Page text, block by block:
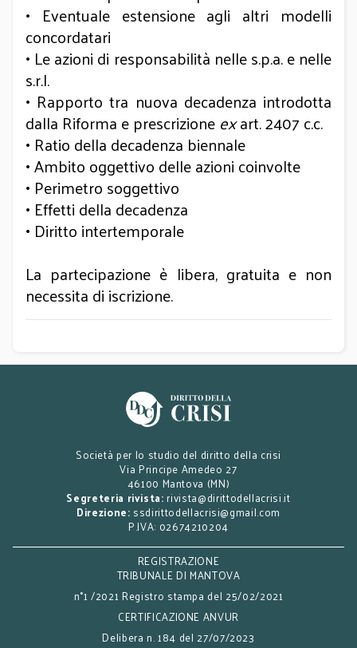
• Eventuale estensione agli altri modelli
concordatari
• Le azioni di responsabilità nelle s.p.a. e nelle
s.r.l.
• Rapporto tra nuova decadenza introdotta
dalla Riforma e prescrizioneexart. 2407 c.c.
• Ratio della decadenza biennale
• Ambito oggettivo delle azioni coinvolte
• Perimetro soggettivo
• Effetti della decadenza
• Diritto intertemporale
La partecipazione è libera, gratuita e non
necessita di iscrizione.
Società per lo studio del diritto della crisi
Via Principe Amedeo 27
46100 Mantova (MN)
Segreteria rivista: rivista@dirittodellacrisi.it
Direzione: ssdirittodellacrisi@gmail.com
P.IVA: 02674210204
REGISTRAZIONE
TRIBUNALE DI MANTOVA
n°1 /2021 Registro stampa del 25/02/2021
CERTIFICAZIONE ANVUR
Delibera n. 184 del 27/07/2023